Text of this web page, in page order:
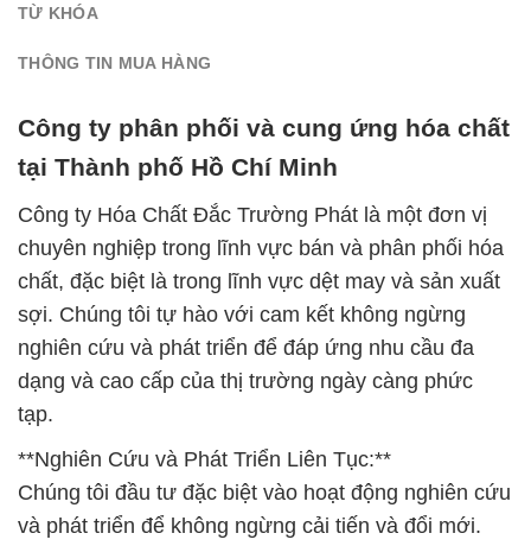
TỪ KHÓA
THÔNG TIN MUA HÀNG
Công ty phân phối và cung ứng hóa chất
tại Thành phố Hồ Chí Minh
Công ty Hóa Chất Đắc Trường Phát là một đơn vị
chuyên nghiệp trong lĩnh vực bán và phân phối hóa
chất, đặc biệt là trong lĩnh vực dệt may và sản xuất
sợi. Chúng tôi tự hào với cam kết không ngừng
nghiên cứu và phát triển để đáp ứng nhu cầu đa
dạng và cao cấp của thị trường ngày càng phức
tạp.
**Nghiên Cứu và Phát Triển Liên Tục:**
Chúng tôi đầu tư đặc biệt vào hoạt động nghiên cứu
và phát triển để không ngừng cải tiến và đổi mới.